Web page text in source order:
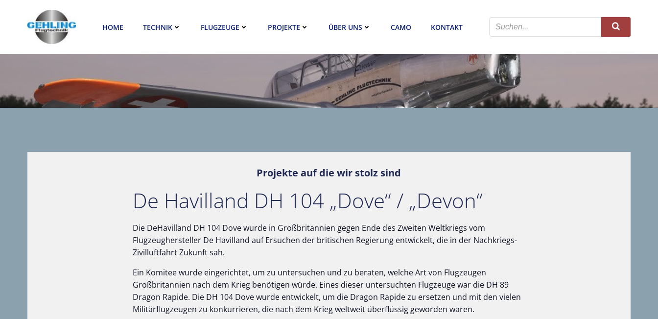
springen
HOME TECHNIK FLUGZEUGE PROJEKTE ÜBER UNS CAMO KONTAKT
Projekte auf die wir stolz sind
De Havilland DH 104 „Dove“ / „Devon“
Die DeHavilland DH 104 Dove wurde in Großbritannien gegen Ende des Zweiten Weltkriegs vom
Flugzeughersteller De Havilland auf Ersuchen der britischen Regierung entwickelt, die in der Nachkriegs-
Zivilluftfahrt Zukunft sah.
Ein Komitee wurde eingerichtet, um zu untersuchen und zu beraten, welche Art von Flugzeugen
Großbritannien nach dem Krieg benötigen würde. Eines dieser untersuchten Flugzeuge war die DH 89
Dragon Rapide. Die DH 104 Dove wurde entwickelt, um die Dragon Rapide zu ersetzen und mit den vielen
Militärflugzeugen zu konkurrieren, die nach dem Krieg weltweit überflüssig geworden waren.